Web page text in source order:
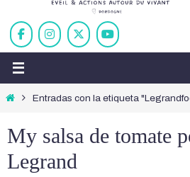
InicioEntradas con la etiqueta
My salsa de tomate
Legrand